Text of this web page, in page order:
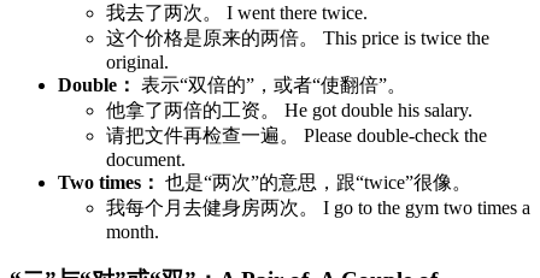
我去了两次。 I went there twice.
这个价格是原来的两倍。 This price is twice the
original.
Double： 表示“双倍的”，或者“使翻倍”。
他拿了两倍的工资。 He got double his salary.
请把文件再检查一遍。 Please double-check the
document.
Two times： 也是“两次”的意思，跟“twice”很像。
我每个月去健身房两次。 I go to the gym two times a
month.